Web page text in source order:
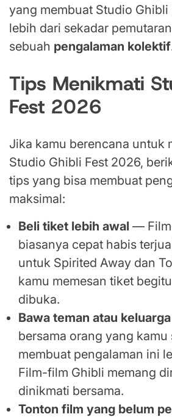
yang membuat Studio Ghibli
lebih dari sekadar
sebuah pengalaman kolektif
Tips Menikmati
Fest 2026
Jika kamu berencana untuk
Studio Ghibli Fest 2026,
tips yang bisa membuat
maksimal:
Beli tiket lebih awal —
biasanya cepat habis
untuk Spirited Away dan
kamu memesan tiket
dibuka.
Bawa teman atau keluarga
bersama orang yang kamu
membuat pengalaman ini
Film-film Ghibli memang
dinikmati bersama.
Tonton film yang belum